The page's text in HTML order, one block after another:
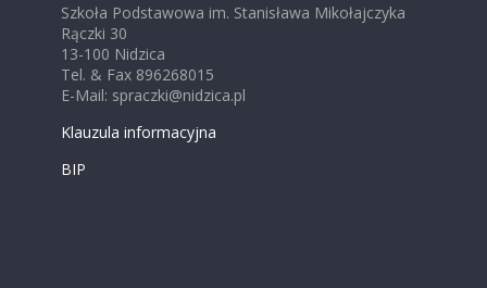
Szkoła Podstawowa im. Stanisława Mikołajczyka
Rączki 30
13-100 Nidzica
Tel. & Fax 896268015
E-Mail: spraczki@nidzica.pl
Klauzula informacyjna
BIP